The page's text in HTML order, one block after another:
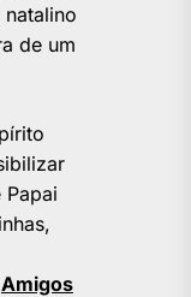
de um
Amigos